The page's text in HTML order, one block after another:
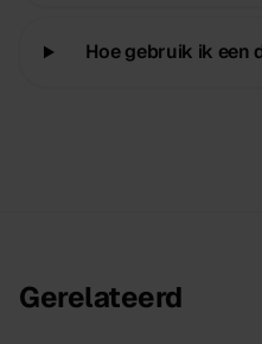
Hoe gebruik ik een
Gerelateerd